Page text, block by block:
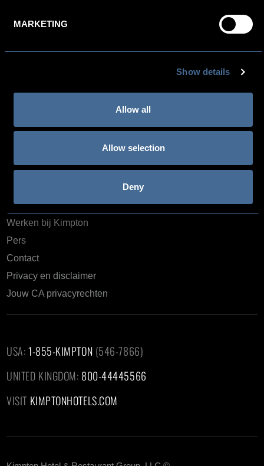
MARKETING
Show details
Allow all
Allow selection
Deny
Over Kimpton Hotels
Kimpton Blog: Life is suite
Werken bij Kimpton
Pers
Contact
Privacy en disclaimer
Jouw CA privacyrechten
USA:1-855-KIMPTON (546-7866)‎
UNITED KINGDOM: 800-44445566
VISIT KIMPTONHOTELS.COM